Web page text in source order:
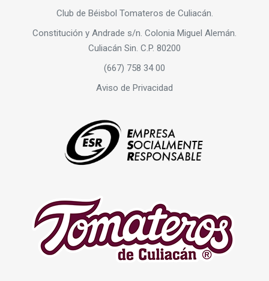
Club de Béisbol Tomateros de Culiacán.
Constitución y Andrade s/n. Colonia Miguel Alemán.
Culiacán Sin. C.P. 80200
(667) 758 34 00
Aviso de Privacidad